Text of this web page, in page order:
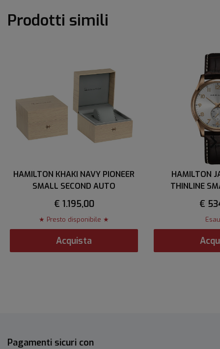
Prodotti simili
HAMILTON KHAKI NAVY PIONEER
SMALL SECOND AUTO
€ 1.195,00
★ Presto disponibile ★
Acquista
HAMILTON
THINLINE
€
Pagamenti sicuri con